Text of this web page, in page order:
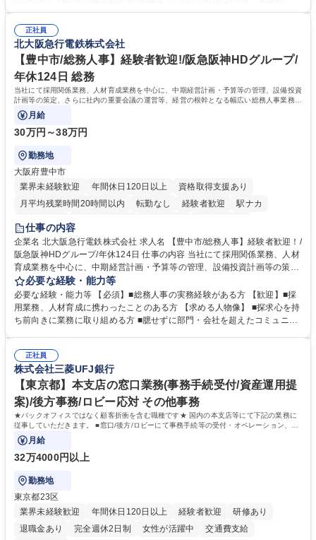
幅広く経験を積みたい意欲がある方に最適な環境です。 募集職種 【総
務・人事】未経験歓迎/日立グループ/組織運営を支えるゼネラリストを目
指す
のご経験 ■労務管理（給与計算・社会保険手続き・勤怠管理など）の経験
■衛生管理者の資格をお持ちの方 学歴・資格 学歴：大学院 大学 高専 短大
専修学校 高校 語学力： 資格：
正社員
北大阪急行電鉄株式会社
【豊中市/総務人事】経験者歓迎!/阪急阪神HDグループ/
年休124日 総務
当社にて採用関係業務、人材育成業務を中心に、中期経営計画・予算等の管理、設備投資
計画等の策定、さらに社内の重要会議の運営等、経営の根幹となる幅広い総務人事業務全
般を担当していただきます。
月給
30万円～38万円
勤務地
大阪府豊中市
業界未経験歓迎
年間休日120日以上
資格取得支援あり
月平均残業時間20時間以内
転勤なし 経験者歓迎
駅ナカ
退職金あり
土日祝休み
服装自由 昼食補助あり 食事補助あり
仕事の内容
企業名 北大阪急行電鉄株式会社 求人名 【豊中市/総務人事】経験者歓迎！/
阪急阪神HDグループ/年休124日 仕事の内容 当社にて採用関係業務、人材
育成業務を中心に、中期経営計画・予算等の管理、設備投資計画等の策
定、さらに社内の重要会議の運営等、経営の根幹となる幅広い総務人事業
務全般を担当していただきます。 【主な業務内容】 ■採用関係業務および
人材育成(社員研修)業務の推進 ■中期経営計画および予算等の管理 ■設備
投資計画等の策定 ■社内の重要会議の運営 ■その他総務人事業務全般 【入
務人事】経験者歓迎！/阪急阪神HDグループ/年休124日
必要な経験・能力等
必要な経験・能力等 【必須】■総務人事の実務経験がある方 【歓迎】■採
用業務、人材育成に携わったことのある方 【求める人物像】 ■探求心を持
ち前向きに業務に取り組める方 ■臆せずに部門・会社を超えたコミュニケ
囲のメンバーと協調しつつ主体性を持って能動的に業務を推進できる方 学
歴・資格 学歴：大学院 大学 高専 短大 専修学校 高校 語学力： 資格：
正社員
株式会社三菱UFJ銀行
【東京都】本支店の窓口業務(事務手続受付/資産運用提
案)/後方事務/ロビー応対 その他事務
★バックオフィスではなく顧客折衝を含む職種です★ 国内の本支店等にて下記の業務に
従事していただきます。 ■窓口/後方/ロビーにて事務手続等の受付・オペレーション、お
客様対応
月給
32万4000円以上
勤務地
東京都23区
業界未経験歓迎
年間休日120日以上 経験者歓迎
研修あり
退職金あり
完全週休2日制 女性が活躍中
交通費支給